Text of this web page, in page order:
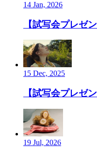
14 Jan, 2026
【試写会プレゼ
15 Dec, 2025
【試写会プレゼ
19 Jul, 2026